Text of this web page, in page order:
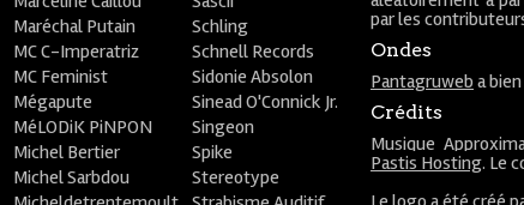
par les
Ondes
Pantagruweb a
Crédits
Musique
Pastis Hosting. Le
Maréchal Putain
MC C-Imperatriz
MC Feminist
Mégapute
MéLODiK PiNPON
Michel Bertier
Michel Sarbdou
Schling
Schnell Records
Sidonie Absolon
Sinead O'Connick Jr.
Singeon
Spike
Stereotype